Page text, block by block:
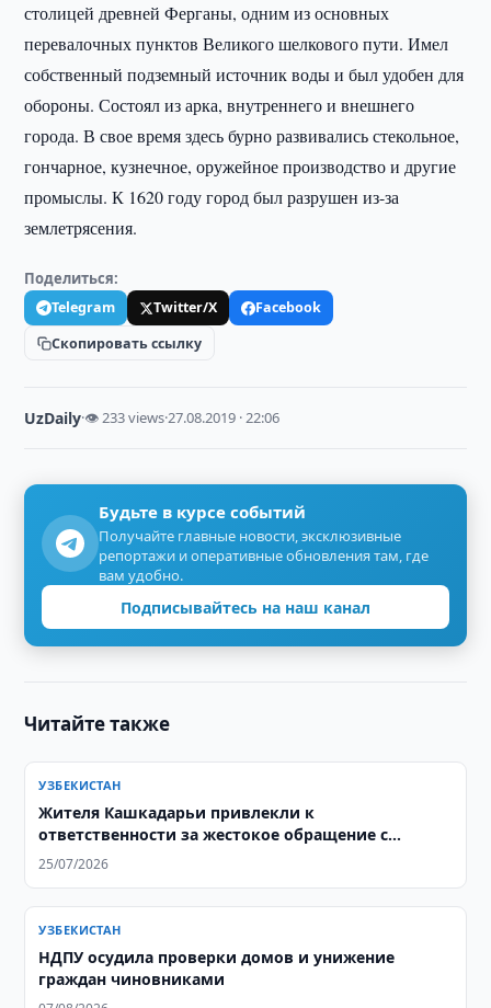
столицей древней Ферганы, одним из основных
перевалочных пунктов Великого шелкового пути. Имел
собственный подземный источник воды и был удобен для
обороны. Состоял из арка, внутреннего и внешнего
города. В свое время здесь бурно развивались стекольное,
гончарное, кузнечное, оружейное производство и другие
промыслы. К 1620 году город был разрушен из-за
землетрясения.
Поделиться:
Telegram Twitter/X
Facebook
Скопировать ссылку
UzDaily·👁 233 views·27.08.2019 · 22:06
Будьте в курсе событий
Получайте главные новости, эксклюзивные
репортажи и оперативные обновления там, где
вам удобно.
Подписывайтесь на наш канал
Читайте также
УЗБЕКИСТАН
Жителя Кашкадарьи привлекли к
ответственности за жестокое обращение с
собакой
25/07/2026
УЗБЕКИСТАН
НДПУ осудила проверки домов и унижение
граждан чиновниками